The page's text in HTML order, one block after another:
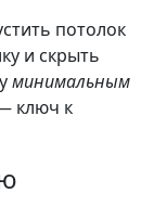
потолок
и скрыть
минимальным
ключ к